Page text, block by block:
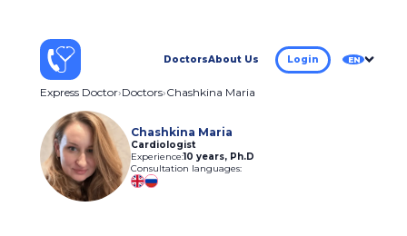
DoctorsAbout Us Login EN
Express Doctor Doctors Chashkina Maria
Chashkina Maria
Cardiologist
Experience:10 years, Ph.D
Consultation languages: